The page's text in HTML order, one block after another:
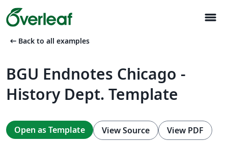
menu
arrow_left_alt Back to all examples
BGU Endnotes Chicago -
History Dept. Template
Open as Template View Source View PDF